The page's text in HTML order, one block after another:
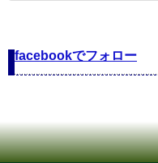
facebookでフォロー